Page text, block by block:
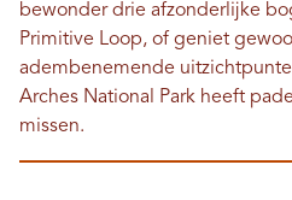
bewonder drie afzonderlijke
Primitive Loop, of geniet
adembenemende
Arches National Park heeft
missen.